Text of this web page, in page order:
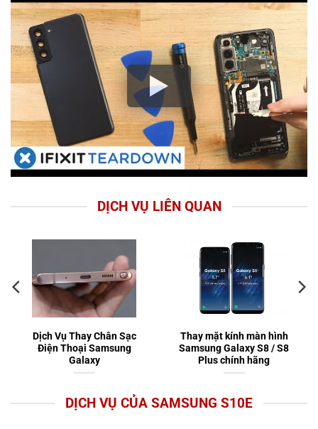
DỊCH VỤ LIÊN QUAN
Dịch Vụ Thay Chân Sạc
Điện Thoại Samsung
Galaxy
Thay mặt kính màn hình
Samsung Galaxy S8 / S8
Plus chính hãng
DỊCH VỤ CỦA SAMSUNG S10E